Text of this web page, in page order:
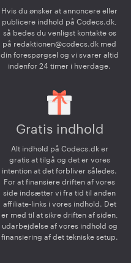
Hvis du ønsker at annoncere eller
publicere indhold på Codecs.dk,
så bedes du venligst kontakte os
på redaktionen@codecs.dk med
din forespørgsel og vi svarer altid
indenfor 24 timer i hverdage.
Gratis indhold
Alt indhold på Codecs.dk er
gratis at tilgå og det er vores
intention at det forbliver således.
For at finansiere driften af vores
side indsætter vi fra tid til anden
affiliate-links i vores indhold. Det
er med til at sikre driften af siden,
udarbejdelse af vores indhold og
finansiering af det tekniske setup.